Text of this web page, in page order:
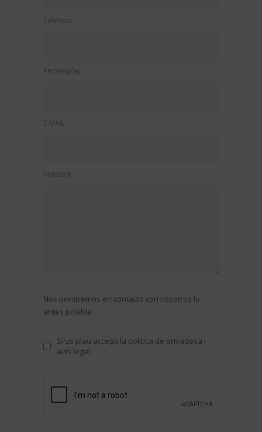
Teléfono
PROFESIÓN
E-MAIL
MENSAJE
Nos pondremos en contacto con vosotros lo
antes posible.
Si us plau accepti la política de privadesa i
avís legal.